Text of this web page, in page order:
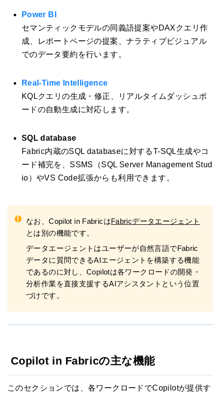
Power BI
セマンティックモデルの同義語提案やDAXクエリ作
成、レポートページの提案、ナラティブビジュアル
でのデータ要約を行います。
Real-Time Intelligence
KQLクエリの生成・修正、リアルタイムダッシュボ
ードの自動生成に対応します。
SQL database
Fabric内蔵のSQL databaseに対するT-SQL生成やコ
ード補完を、SSMS（SQL Server Management Stud
io）やVS Code拡張からも利用できます。
! なお、Copilot in FabricはFabricデータエージェント
とは別の機能です。
データエージェントはユーザーが自然言語でFabric
データに質問できるAIエージェントを構築する機能
であるのに対し、Copilotは各ワークロードの開発・
分析作業を直接支援するAIアシスタントという位置
づけです。
Copilot in Fabricの主な機能
このセクションでは、各ワークロードでCopilotが提供す